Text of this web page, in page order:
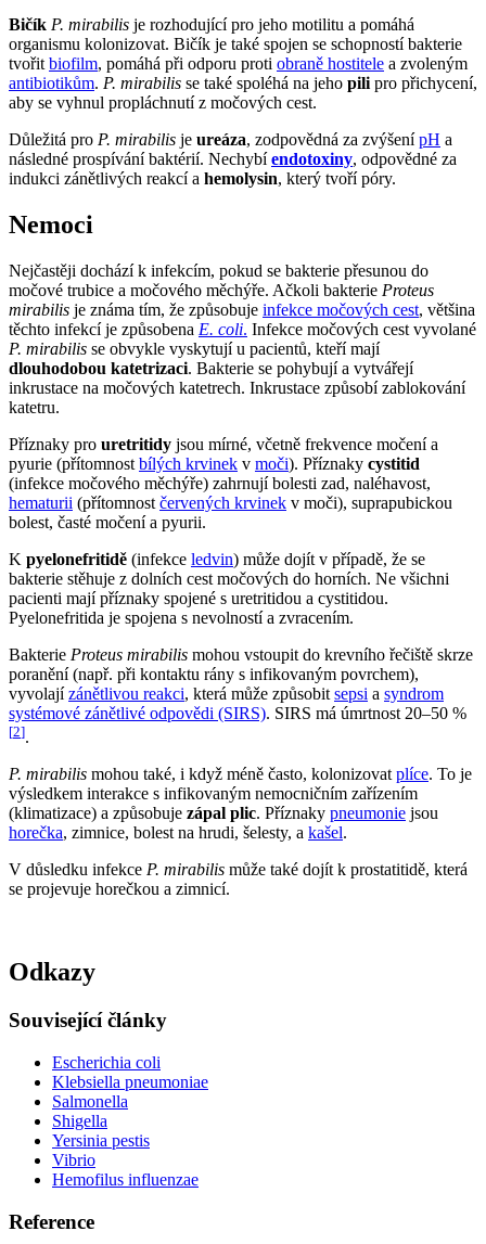
Bičík P. mirabilis je rozhodující pro jeho motilitu a pomáhá
organismu kolonizovat. Bičík je také spojen se schopností bakterie
tvořit biofilm, pomáhá při odporu proti obraně hostitele a zvoleným
antibiotikům. P. mirabilis se také spoléhá na jeho pili pro přichycení,
aby se vyhnul propláchnutí z močových cest.
Důležitá pro P. mirabilis je ureáza, zodpovědná za zvýšenípH a
následné prospívání baktérií. Nechybíendotoxiny, odpovědné za
indukci zánětlivých reakcí a hemolysin, který tvoří póry.
Nemoci
Nejčastěji dochází k infekcím, pokud se bakterie přesunou do
močové trubice a močového měchýře. Ačkoli bakterie Proteus
mirabilis je známa tím, že způsobuje infekce močových cest, většina
těchto infekcí je způsobena E. coli. Infekce močových cest vyvolané
P. mirabilis se obvykle vyskytují u pacientů, kteří mají
dlouhodobou katetrizaci. Bakterie se pohybují a vytvářejí
inkrustace na močových katetrech. Inkrustace způsobí zablokování
katetru.
Příznaky pro uretritidy jsou mírné, včetně frekvence močení a
pyurie (přítomnost bílých krvinek v moči). Příznaky cystitid
(infekce močového měchýře) zahrnují bolesti zad, naléhavost,
hematurii (přítomnost červených krvinek v moči), suprapubickou
bolest, časté močení a pyurii.
K pyelonefritidě (infekce ledvin) může dojít v případě, že se
bakterie stěhuje z dolních cest močových do horních. Ne všichni
pacienti mají příznaky spojené s uretritidou a cystitidou.
Pyelonefritida je spojena s nevolností a zvracením.
Bakterie Proteus mirabilis mohou vstoupit do krevního řečiště skrze
poranění (např. při kontaktu rány s infikovaným povrchem),
vyvolajízánětlivou reakci, která může způsobit sepsi a syndrom
systémové zánětlivé odpovědi (SIRS). SIRS má úmrtnost 20–50 %
[2].
P. mirabilis mohou také, i když méně často, kolonizovat plíce. To je
výsledkem interakce s infikovaným nemocničním zařízením
(klimatizace) a způsobuje zápal plic. Příznaky pneumonie jsou
horečka, zimnice, bolest na hrudi, šelesty, a kašel.
V důsledku infekce P. mirabilis může také dojít k prostatitidě, která
se projevuje horečkou a zimnicí.
Odkazy
Související články
Escherichia coli
Klebsiella pneumoniae
Salmonella
Shigella
Yersinia pestis
Vibrio
Hemofilus influenzae
Reference